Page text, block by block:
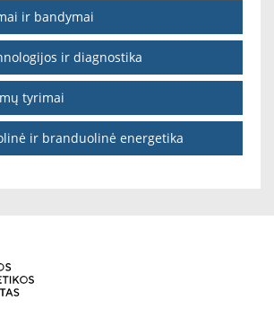
ir bandymai
ir diagnostika
tyrimai
ir branduolinė energetika